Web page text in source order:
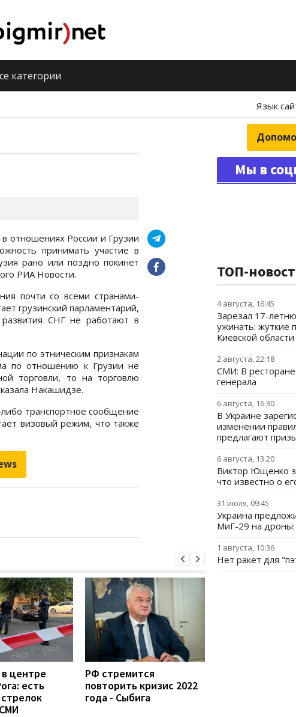
категории
Язык
отношениях России и Грузии
принимать участие в
рано или поздно покинет
РИА Новости.
почти со всеми странами-
грузинский парламентарий,
СНГ не работают в
по этническим признакам
по отношению к Грузии не
торговли, то на торговлю
Накашидзе.
транспортное сообщение
визовый режим, что также
центре
есть
РФ стремится
повторить кризис 2022
года - Сыбига
Мы в
ТОП-
4 августа, 16:45
Зарезал 17-
ужинать: жуткие
Киевской области
2 августа, 22:18
СМИ: В
генерала
6 августа, 16:30
В Украине
изменении
предлагают
6 августа, 13:20
Виктор Ющенко
что известно о
31 июля, 09:45
Украина
МиГ-29 на дроны:
1 августа, 10:36
Нет ракет для